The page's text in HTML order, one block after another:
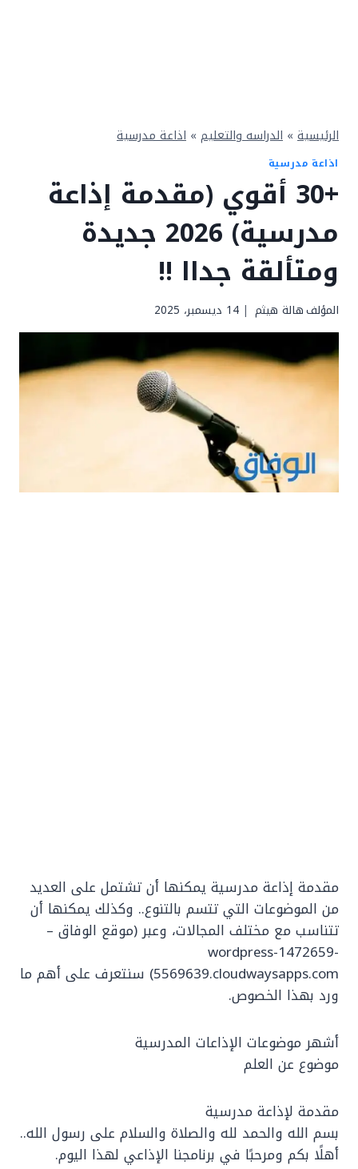
الرئيسية » الدراسه والتعليم » اذاعة مدرسية
اذاعة مدرسية
+30 أقوي (مقدمة إذاعة
مدرسية) 2026 جديدة
ومتألقة جداا !!
المؤلفهالة هيثم 14 ديسمبر، 2025
مقدمة إذاعة مدرسية يمكنها أن تشتمل على العديد
من الموضوعات التي تتسم بالتنوع.. وكذلك يمكنها أن
تتناسب مع مختلف المجالات، وعبر (موقع الوفاق –
wordpress-1472659-
5569639.cloudwaysapps.com) سنتعرف على أهم ما
ورد بهذا الخصوص.
أشهر موضوعات الإذاعات المدرسية
موضوع عن العلم
مقدمة لإذاعة مدرسية
بسم الله والحمد لله والصلاة والسلام على رسول الله..
أهلًا بكم ومرحبًا في برنامجنا الإذاعي لهذا اليوم.